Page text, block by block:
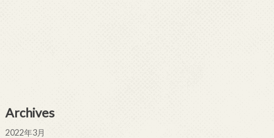
Archives
2022年3月